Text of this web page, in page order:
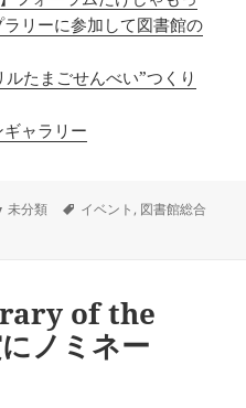
リーに参加して図書館の
たまごせんべい”つくり
ャラリー
カ
未分類
タ
イベント, 図書館総合
of the
ノミネー